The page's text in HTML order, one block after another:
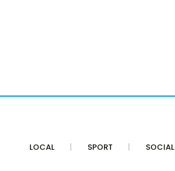
LOCAL SPORT SOCIAL